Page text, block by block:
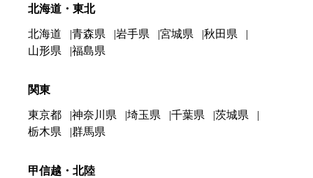
北海道・東北
北海道 青森県 岩手県 宮城県
秋田県
山形県
福島県
関東
東京都 神奈川県 埼玉県 千葉県
茨城県
栃木県
群馬県
甲信越・北陸